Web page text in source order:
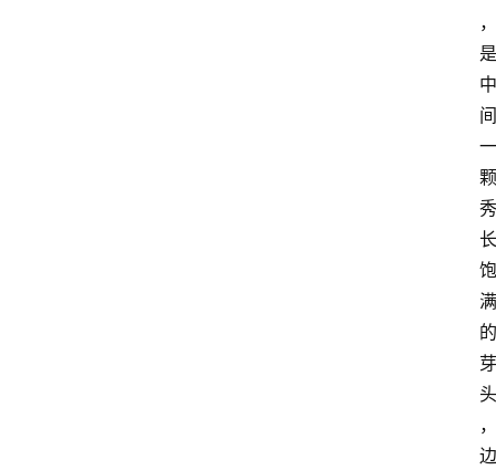
，
是
中
间
一
颗
秀
长
饱
满
的
芽
头
，
边